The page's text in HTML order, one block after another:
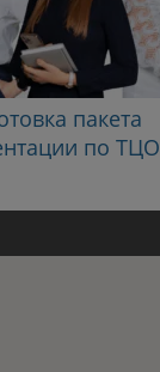
пакета
по ТЦО